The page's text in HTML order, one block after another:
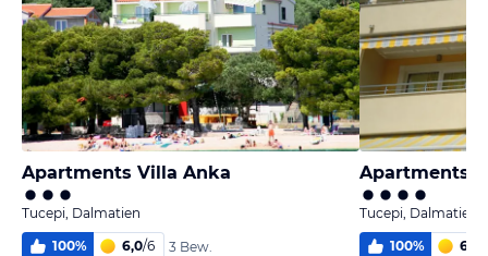
Apartments Villa Anka
Tucepi, Dalmatien
100% 6,0/6 3 Bew.
Apartments
Tucepi, Dalmatien
100% 6,0